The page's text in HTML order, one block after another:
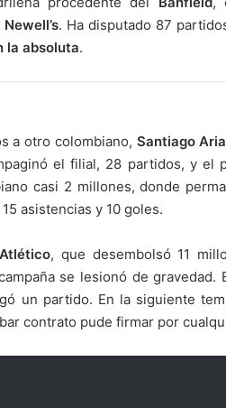
Newell’s. Ha disputado 87
la absoluta.
a otro colombiano, Santiago
el filial, 28 partidos, y el
casi 2 millones, donde
asistencias y 10 goles.
Atlético, que desembolsó 11
se lesionó de
un partido. En la siguiente
contrato pude firmar por